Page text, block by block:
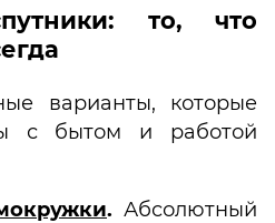
то, что
варианты, которые
с бытом и работой
. Абсолютный